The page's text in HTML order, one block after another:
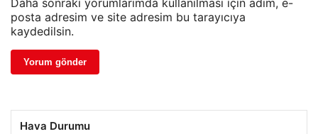
Daha sonraki yorumlarımda kullanılması için adım, e-
posta adresim ve site adresim bu tarayıcıya
kaydedilsin.
Hava Durumu